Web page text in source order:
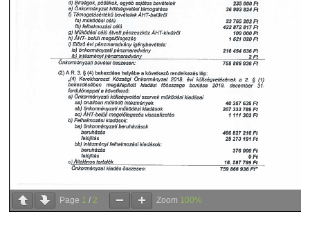
Page 1 / 2 Zoom 100%